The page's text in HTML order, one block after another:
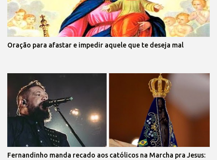
Oração para afastar e impedir aquele que te deseja mal
Fernandinho manda recado aos católicos na Marcha pra Jesus: